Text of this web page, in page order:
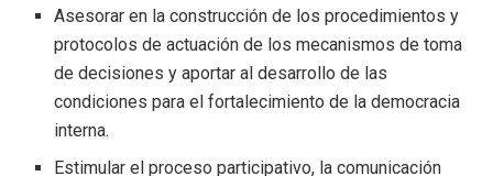
Asesorar en la construcción de los procedimientos y
protocolos de actuación de los mecanismos de toma
de decisiones y aportar al desarrollo de las
condiciones para el fortalecimiento de la democracia
interna.
Estimular el proceso participativo, la comunicación